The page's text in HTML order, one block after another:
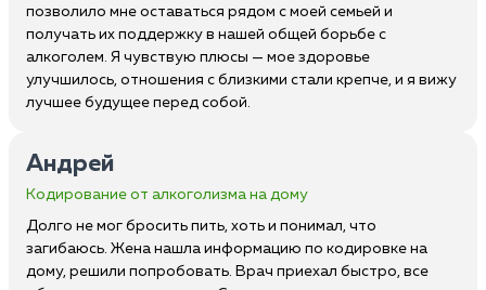
позволило мне оставаться рядом с моей семьей и
получать их поддержку в нашей общей борьбе с
алкоголем. Я чувствую плюсы — мое здоровье
улучшилось, отношения с близкими стали крепче, и я вижу
лучшее будущее перед собой.
Андрей
Кодирование от алкоголизма на дому
Долго не мог бросить пить, хоть и понимал, что
загибаюсь. Жена нашла информацию по кодировке на
дому, решили попробовать. Врач приехал быстро, все